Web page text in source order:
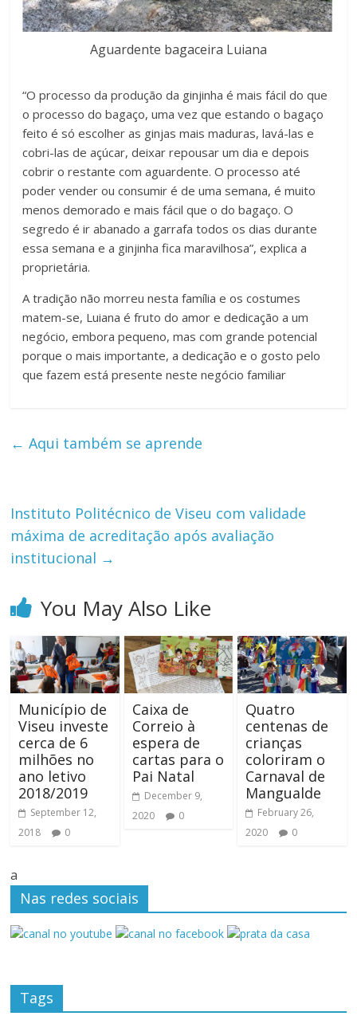
Aguardente bagaceira Luiana
“O processo da produção da ginjinha é mais fácil do que
o processo do bagaço, uma vez que estando o bagaço
feito é só escolher as ginjas mais maduras, lavá-las e
cobri-las de açúcar, deixar repousar um dia e depois
cobrir o restante com aguardente. O processo até
poder vender ou consumir é de uma semana, é muito
menos demorado e mais fácil que o do bagaço. O
segredo é ir abanado a garrafa todos os dias durante
essa semana e a ginjinha fica maravilhosa”, explica a
proprietária.
A tradição não morreu nesta família e os costumes
matem-se, Luiana é fruto do amor e dedicação a um
negócio, embora pequeno, mas com grande potencial
porque o mais importante, a dedicação e o gosto pelo
que fazem está presente neste negócio familiar
← Aqui também se aprende
Instituto Politécnico de Viseu com validade
máxima de acreditação após avaliação
institucional →
You May Also Like
Município de
Viseu investe
cerca de 6
milhões no
ano letivo
2018/2019
September 12,
2018
0
Caixa de
Correio à
espera de
cartas para o
Pai Natal
December 9,
2020
0
Quatro
centenas de
crianças
coloriram o
Carnaval de
Mangualde
February 26,
2020
0
a
Nas redes sociais
Tags